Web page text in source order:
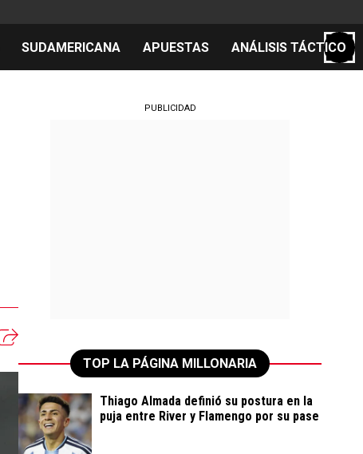
SUDAMERICANA APUESTAS ANÁLISIS TÁCTICO
PUBLICIDAD
TOP LA PÁGINA MILLONARIA
Thiago Almada definió su postura en la
puja entre River y Flamengo por su pase